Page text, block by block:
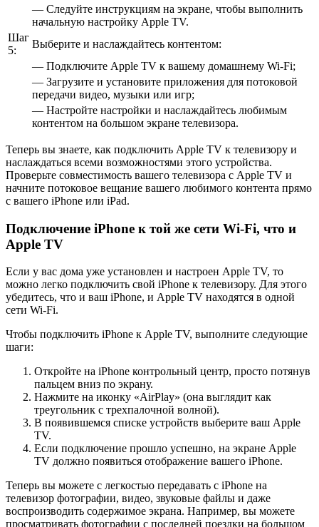
— Следуйте инструкциям на экране, чтобы выполнить
начальную настройку Apple TV.
Шаг
5:
Выберите и наслаждайтесь контентом:
— Подключите Apple TV к вашему домашнему Wi-Fi;
— Загрузите и установите приложения для потоковой
передачи видео, музыки или игр;
— Настройте настройки и наслаждайтесь любимым
контентом на большом экране телевизора.
Теперь вы знаете, как подключить Apple TV к телевизору и
наслаждаться всеми возможностями этого устройства.
Проверьте совместимость вашего телевизора с Apple TV и
начните потоковое вещание вашего любимого контента прямо
с вашего iPhone или iPad.
Подключение iPhone к той же сети Wi-Fi, что и
Apple TV
Если у вас дома уже установлен и настроен Apple TV, то
можно легко подключить свой iPhone к телевизору. Для этого
убедитесь, что и ваш iPhone, и Apple TV находятся в одной
сети Wi-Fi.
Чтобы подключить iPhone к Apple TV, выполните следующие
шаги:
Откройте на iPhone контрольный центр, просто потянув
пальцем вниз по экрану.
Нажмите на иконку «AirPlay» (она выглядит как
треугольник с трехпалочной волной).
В появившемся списке устройств выберите ваш Apple
TV.
Если подключение прошло успешно, на экране Apple
TV должно появиться отображение вашего iPhone.
Теперь вы можете с легкостью передавать с iPhone на
телевизор фотографии, видео, звуковые файлы и даже
воспроизводить содержимое экрана. Например, вы можете
просматривать фотографии с последней поездки на большом